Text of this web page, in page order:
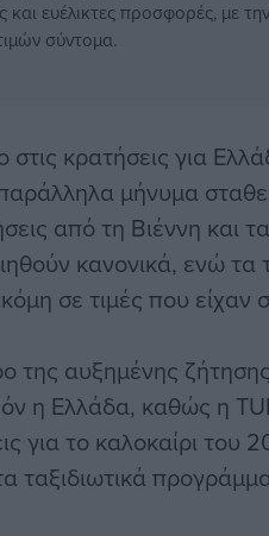
και ευέλικτες προσφορές, με
σύντομα.
στις κρατήσεις για
μήνυμα
από τη Βιέννη και
κανονικά, ενώ τα
σε τιμές που
της αυξημένης
η Ελλάδα, καθώς η
για το καλοκαίρι του
ταξιδιωτικά